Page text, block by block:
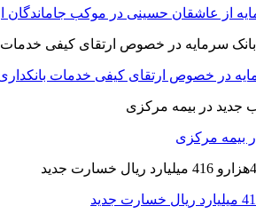
از عاشقان حسینی در موکب جاماندگان
در خصوص ارتقای کیفی خدمات
بیمه مركزی